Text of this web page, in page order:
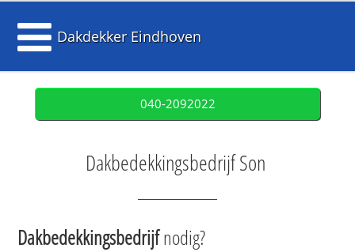
Dakdekker Eindhoven
040-2092022
Dakbedekkingsbedrijf Son
Dakbedekkingsbedrijfnodig?